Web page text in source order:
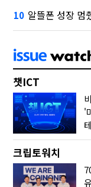
10 알뜰폰 성장
챗ICT
크립토워치